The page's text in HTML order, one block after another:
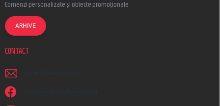
Comenzi personalizate și obiecte promoționale
ARHIVE
CONTACT
scrieti @ earplugs.ro
Suntem și pe Facebook!